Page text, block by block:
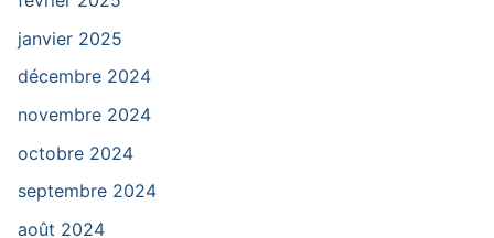
janvier 2025
décembre 2024
novembre 2024
octobre 2024
septembre 2024
août 2024